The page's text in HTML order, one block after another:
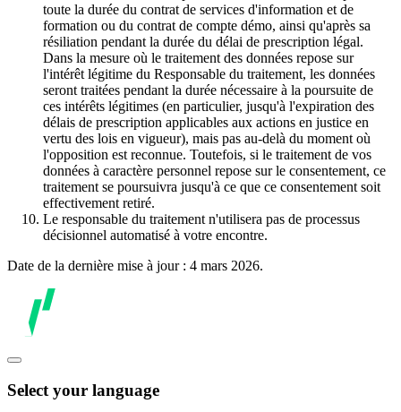
toute la durée du contrat de services d'information et de
formation ou du contrat de compte démo, ainsi qu'après sa
résiliation pendant la durée du délai de prescription légal.
Dans la mesure où le traitement des données repose sur
l'intérêt légitime du Responsable du traitement, les données
seront traitées pendant la durée nécessaire à la poursuite de
ces intérêts légitimes (en particulier, jusqu'à l'expiration des
délais de prescription applicables aux actions en justice en
vertu des lois en vigueur), mais pas au-delà du moment où
l'opposition est reconnue. Toutefois, si le traitement de vos
données à caractère personnel repose sur le consentement, ce
traitement se poursuivra jusqu'à ce que ce consentement soit
effectivement retiré.
Le responsable du traitement n'utilisera pas de processus
décisionnel automatisé à votre encontre.
Date de la dernière mise à jour : 4 mars 2026.
Select your language